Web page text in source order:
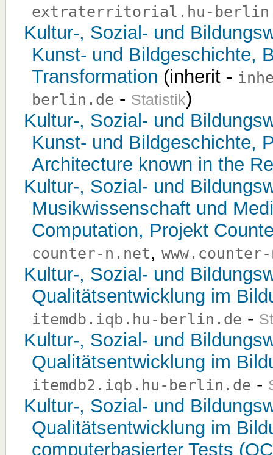
extraterritorial.hu-
Kultur-, Sozial- und
Kunst- und Bildgeschichte,
Transformation (inherit -
berlin.de - Statistik)
Kultur-, Sozial- und
Kunst- und Bildgeschichte,
Architecture known in the
Kultur-, Sozial- und
Musikwissenschaft und
Computation, Projekt
counter-n.net,
Kultur-, Sozial- und
Qualitätsentwicklung im
itemdb.iqb.hu-berlin.de -
Kultur-, Sozial- und
Qualitätsentwicklung im
itemdb2.iqb.hu-berlin.de -
Kultur-, Sozial- und
Qualitätsentwicklung im
computerbasierter Tests